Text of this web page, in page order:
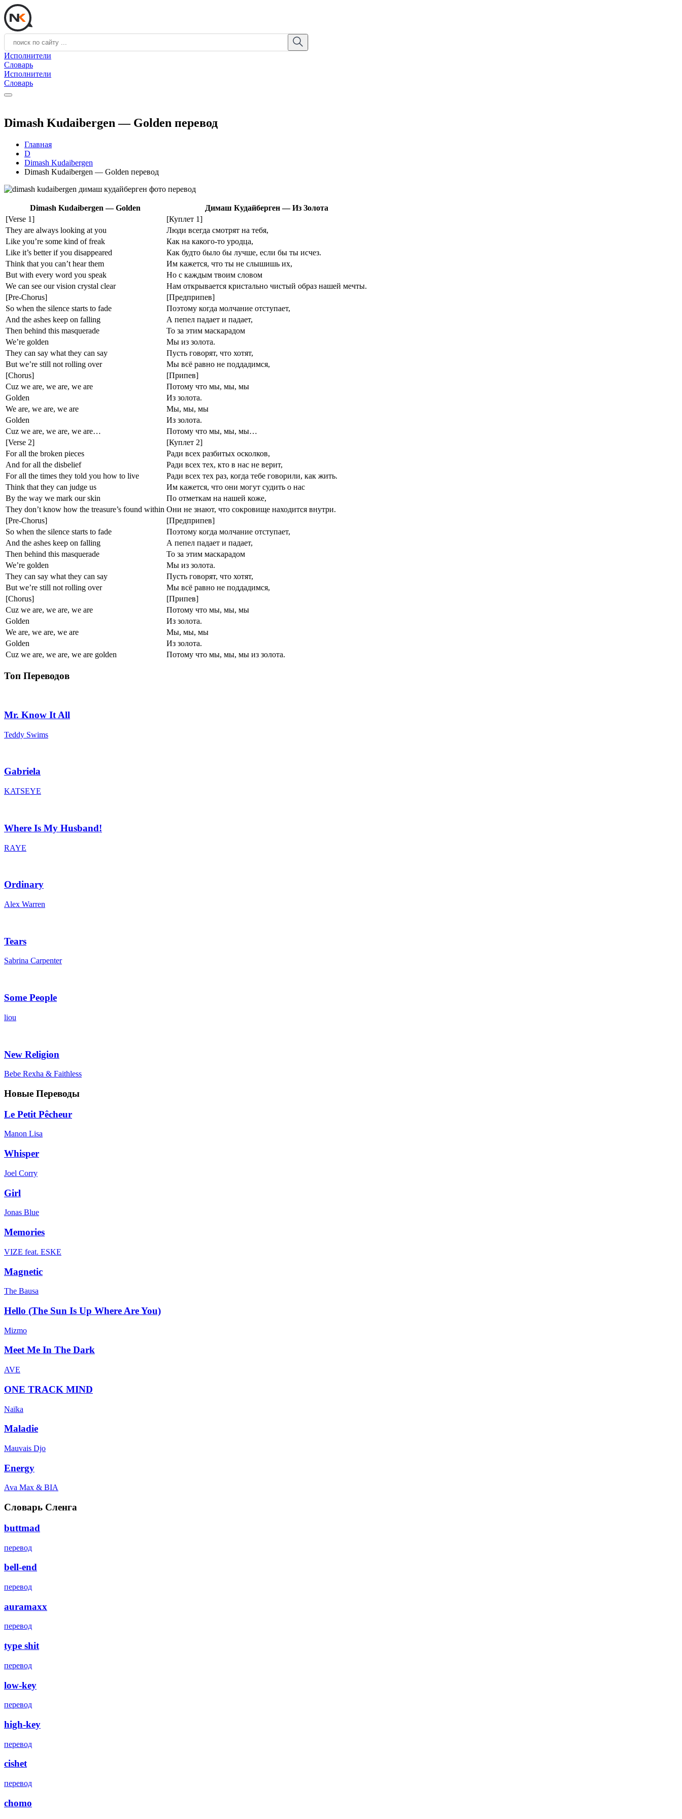
Исполнители
Словарь
Исполнители
Словарь
Dimash Kudaibergen — Golden перевод
Главная
D
Dimash Kudaibergen
Dimash Kudaibergen — Golden перевод
Dimash Kudaibergen — Golden
Димаш Кудайберген — Из Золота
[Verse 1]
[Куплет 1]
They are always looking at you
Люди всегда смотрят на тебя,
Like you’re some kind of freak
Как на какого-то уродца,
Like it’s better if you disappeared
Как будто было бы лучше, если бы ты исчез.
Think that you can’t hear them
Им кажется, что ты не слышишь их,
But with every word you speak
Но с каждым твоим словом
We can see our vision crystal clear
Нам открывается кристально чистый образ нашей мечты.
[Pre-Chorus]
[Предприпев]
So when the silence starts to fade
Поэтому когда молчание отступает,
And the ashes keep on falling
А пепел падает и падает,
Then behind this masquerade
То за этим маскарадом
We’re golden
Мы из золота.
They can say what they can say
Пусть говорят, что хотят,
But we’re still not rolling over
Мы всё равно не поддадимся,
[Chorus]
[Припев]
Cuz we are, we are, we are
Потому что мы, мы, мы
Golden
Из золота.
We are, we are, we are
Мы, мы, мы
Golden
Из золота.
Cuz we are, we are, we are…
Потому что мы, мы, мы…
[Verse 2]
[Куплет 2]
For all the broken pieces
Ради всех разбитых осколков,
And for all the disbelief
Ради всех тех, кто в нас не верит,
For all the times they told you how to live
Ради всех тех раз, когда тебе говорили, как жить.
Think that they can judge us
Им кажется, что они могут судить о нас
By the way we mark our skin
По отметкам на нашей коже,
They don’t know how the treasure’s found within Они не знают, что сокровище находится внутри.
[Pre-Chorus]
[Предприпев]
So when the silence starts to fade
Поэтому когда молчание отступает,
And the ashes keep on falling
А пепел падает и падает,
Then behind this masquerade
То за этим маскарадом
We’re golden
Мы из золота.
They can say what they can say
Пусть говорят, что хотят,
But we’re still not rolling over
Мы всё равно не поддадимся,
[Chorus]
[Припев]
Cuz we are, we are, we are
Потому что мы, мы, мы
Golden
Из золота.
We are, we are, we are
Мы, мы, мы
Golden
Из золота.
Cuz we are, we are, we are golden
Потому что мы, мы, мы из золота.
Топ Переводов
Mr. Know It All
Teddy Swims
Gabriela
KATSEYE
Where Is My Husband!
RAYE
Ordinary
Alex Warren
Tears
Sabrina Carpenter
Some People
liou
New Religion
Bebe Rexha & Faithless
Новые Переводы
Le Petit Pêcheur
Manon Lisa
Whisper
Joel Corry
Girl
Jonas Blue
Memories
VIZE feat. ESKE
Magnetic
The Bausa
Hello (The Sun Is Up Where Are You)
Mizmo
Meet Me In The Dark
AVE
ONE TRACK MIND
Naïka
Maladie
Mauvais Djo
Energy
Ava Max & BIA
Словарь Сленга
buttmad
перевод
bell-end
перевод
auramaxx
перевод
type shit
перевод
low-key
перевод
high-key
перевод
cishet
перевод
chomo